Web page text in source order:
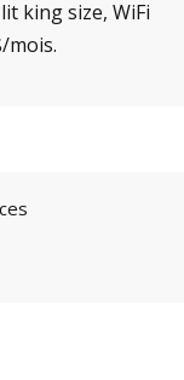
king size, WiFi
mois.